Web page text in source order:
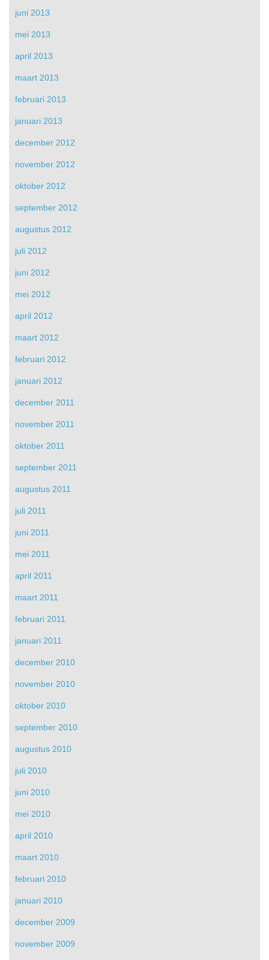
juni 2013
mei 2013
april 2013
maart 2013
februari 2013
januari 2013
december 2012
november 2012
oktober 2012
september 2012
augustus 2012
juli 2012
juni 2012
mei 2012
april 2012
maart 2012
februari 2012
januari 2012
december 2011
november 2011
oktober 2011
september 2011
augustus 2011
juli 2011
juni 2011
mei 2011
april 2011
maart 2011
februari 2011
januari 2011
december 2010
november 2010
oktober 2010
september 2010
augustus 2010
juli 2010
juni 2010
mei 2010
april 2010
maart 2010
februari 2010
januari 2010
december 2009
november 2009